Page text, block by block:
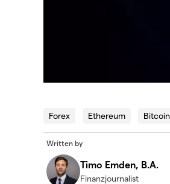
Forex Ethereum Bitcoin
Written by
Timo Emden, B.A.
Finanzjournalist